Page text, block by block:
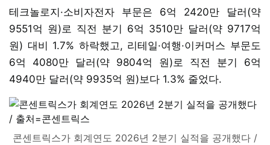
테크놀로지·소비자전자 부문은 6억 2420만 달러(약
9551억 원)로 직전 분기 6억 3510만 달러(약 9717억
원) 대비 1.7% 하락했고, 리테일·여행·이커머스 부문도
6억 4080만 달러(약 9804억 원)로 직전 분기 6억
4940만 달러(약 9935억 원)보다 1.3% 줄었다.
콘센트릭스가 회계연도 2026년 2분기 실적을 공개했다 /